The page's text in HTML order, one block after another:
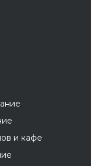
и кафе